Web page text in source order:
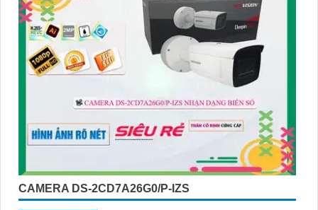
CAMERA DS-2CD7A26G0/P-IZS